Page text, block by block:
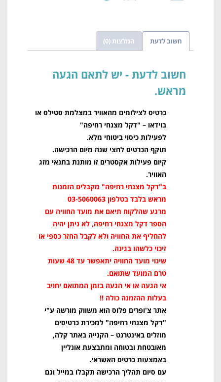
חשוב לדעת המלצות (0)
חשוב לדעת
כרטיס לצילומים מהאוויר במצלמת סטילס או
בוידאו – "דקל מצנחי רחיפה"
לפעילות כיסוי ביטוחי מלא.
תוקף הכרטיס לחצי שנה מיום הרכישה.
קיום פעילות אקסטרים זו מותנת בתנאי מזג
האוויר.
ב"דקל מצנחי רחיפה" מקבלים הזמנות
מראש בלבד בטלפון 03-5060063
מרגע שהלקוח תיאם את מועד החוויה עם
הספר דקל מצנחי רחיפה, לא ניתן יהיה
להחליף את החוויה ולא לקבל החזר כספי או
זיכוי כלשהו בגינה.
שינוי מועד החוויה יתאפשר עד 48 שעות
טרם המועד שתואם.
אי הגעה או אי הגעה בזמן המתואם יחויב
בעלות ההזמנה כולה !!
אתר צ'ופרים פלוס הוא משווק מורשה ע"י
"דקל מצנחי רחיפה" למכירת כרטיסים
מוזלים באינטרנט – הקנייה באתר קלה,
מאובטחת ובטוחה ומתבצעת אונליין
באמצעות כרטיס האשראי.
עם סיום תהליך הרכישה תקבלו במייל וגם